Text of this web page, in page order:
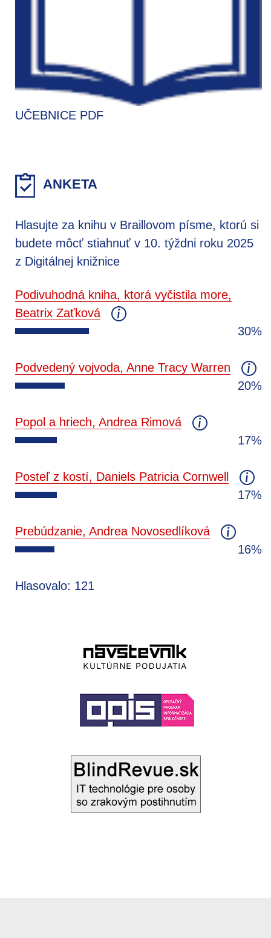
UČEBNICE PDF
ANKETA
Hlasujte za knihu v Braillovom písme, ktorú si
budete môcť stiahnuť v 10. týždni roku 2025
z Digitálnej knižnice
Podivuhodná kniha, ktorá vyčistila more,
Beatrix Zaťková
30%
Podvedený vojvoda, Anne Tracy Warren
20%
Popol a hriech, Andrea Rimová
17%
Posteľ z kostí, Daniels Patricia Cornwell
17%
Prebúdzanie, Andrea Novosedlíková
16%
Hlasovalo: 121